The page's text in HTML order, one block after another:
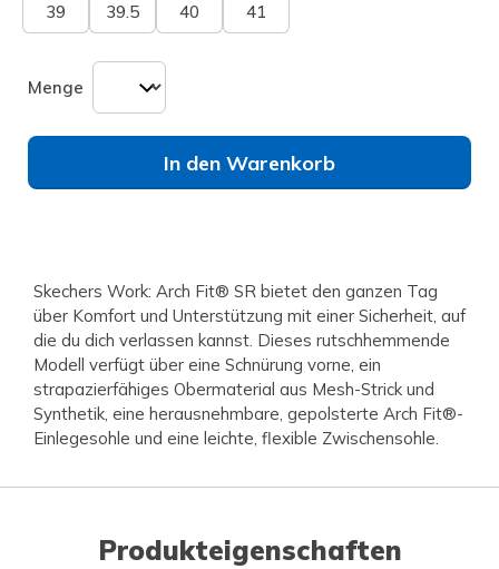
39 39.5 40 41
Menge
In den Warenkorb
Skechers Work: Arch Fit® SR bietet den ganzen Tag
über Komfort und Unterstützung mit einer Sicherheit, auf
die du dich verlassen kannst. Dieses rutschhemmende
Modell verfügt über eine Schnürung vorne, ein
strapazierfähiges Obermaterial aus Mesh-Strick und
Synthetik, eine herausnehmbare, gepolsterte Arch Fit®-
Einlegesohle und eine leichte, flexible Zwischensohle.
Produkteigenschaften